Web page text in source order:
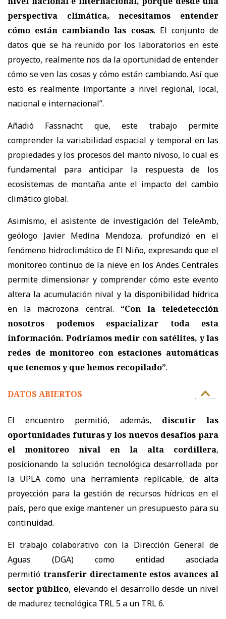
perspectiva climática, necesitamos entender
cómo están cambiando las cosas. El conjunto de
datos que se ha reunido por los laboratorios en este
proyecto, realmente nos da la oportunidad de entender
cómo se ven las cosas y cómo están cambiando. Así que
esto es realmente importante a nivel regional, local,
nacional e internacional”.
Añadió Fassnacht que, este trabajo permite
comprender la variabilidad espacial y temporal en las
propiedades y los procesos del manto nivoso, lo cual es
fundamental para anticipar la respuesta de los
ecosistemas de montaña ante el impacto del cambio
climático global.
Asimismo, el asistente de investigación del TeleAmb,
geólogo Javier Medina Mendoza, profundizó en el
fenómeno hidroclimático de El Niño, expresando que el
monitoreo continuo de la nieve en los Andes Centrales
permite dimensionar y comprender cómo este evento
altera la acumulación nival y la disponibilidad hídrica
en la macrozona central.
“Con la teledetección
nosotros podemos espacializar toda esta
información. Podríamos medir con satélites, y las
redes de monitoreo con estaciones automáticas
que tenemos y que hemos recopilado”.
DATOS ABIERTOS
El encuentro permitió, además,
discutir las
oportunidades futuras y los nuevos desafíos para
el monitoreo nival en la alta cordillera,
posicionando la solución tecnológica desarrollada por
la UPLA como una herramienta replicable, de alta
proyección para la gestión de recursos hídricos en el
país, pero que exige mantener un presupuesto para su
continuidad.
El trabajo colaborativo con la Dirección General de
Aguas (DGA) como entidad asociada
permitió transferir directamente estos avances al
sector público, elevando el desarrollo desde un nivel
de madurez tecnológica TRL 5 a un TRL 6.